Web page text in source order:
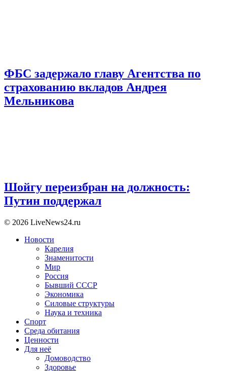
ФБС задержало главу Агентства по
страхованию вкладов Андрея
Мельникова
Шойгу переизбран на должность:
Путин поддержал
© 2026 LiveNews24.ru
Новости
Карелия
Знаменитости
Мир
Россия
Бывший СССР
Экономика
Силовые структуры
Наука и техника
Спорт
Среда обитания
Ценности
Для неё
Домоводство
Здоровье